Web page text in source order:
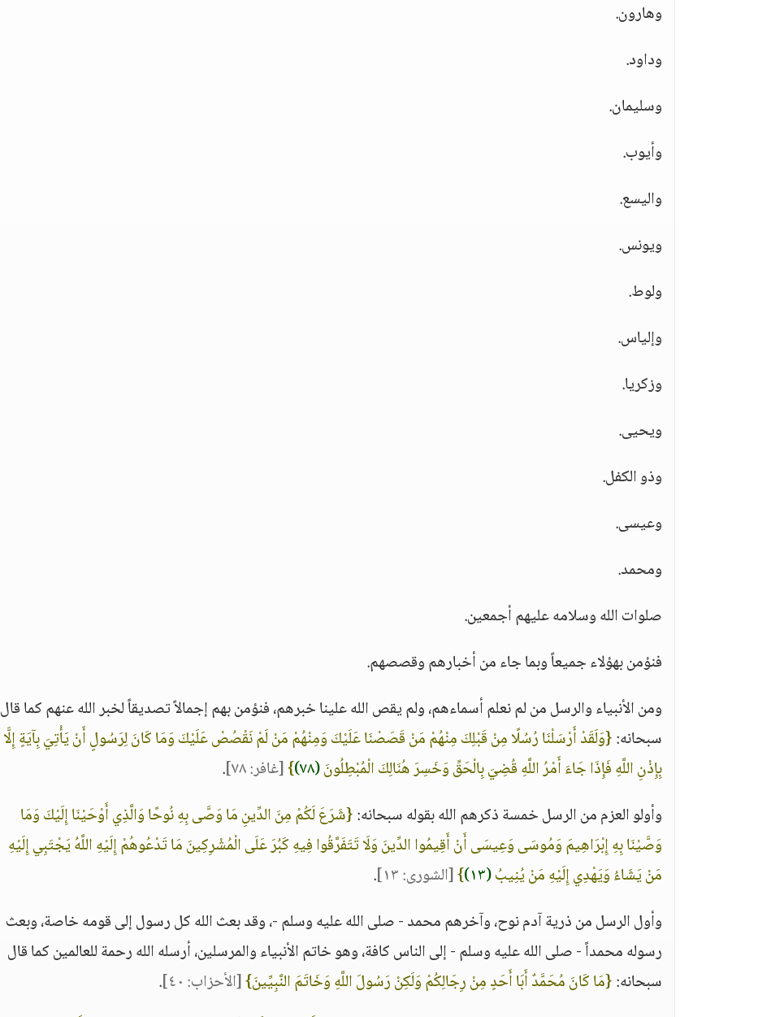
وهارون.
وداود.
وسليمان.
وأيوب.
واليسع.
ويونس.
ولوط.
وإلياس.
وزكريا.
ويحيى.
وذو الكفل.
وعيسى.
ومحمد.
صلوات الله وسلامه عليهم أجمعين.
فنؤمن بهؤلاء جميعاً وبما جاء من أخبارهم وقصصهم.
ومن الأنبياء والرسل من لم نعلم أسماءهم، ولم يقص الله علينا خبرهم، فنؤمن بهم إجمالاً تصديقاً لخبر الله عنهم كما قال
سبحانه:{وَلَقَدْ أَرْسَلْنَا رُسُلًا مِنْ قَبْلِكَ مِنْهُمْ مَنْ قَصَصْنَا عَلَيْكَ وَمِنْهُمْ مَنْ لَمْ نَقْصُصْ عَلَيْكَ وَمَا كَانَ لِرَسُولٍ أَنْ يَأْتِيَ بِآيَةٍ إِلَّا
بِإِذْنِ اللَّهِ فَإِذَا جَاءَ أَمْرُ اللَّهِ قُضِيَ بِالْحَقِّ وَخَسِرَ هُنَالِكَ الْمُبْطِلُونَ(٧٨) }[غافر: ٧٨]
.
وأولو العزم من الرسل خمسة ذكرهم الله بقوله سبحانه:{شَرَعَ لَكُمْ مِنَ الدِّينِ مَا وَصَّى بِهِ نُوحًا وَالَّذِي أَوْحَيْنَا إِلَيْكَ وَمَا
وَصَّيْنَا بِهِ إِبْرَاهِيمَ وَمُوسَى وَعِيسَى أَنْ أَقِيمُوا الدِّينَ وَلَا تَتَفَرَّقُوا فِيهِ كَبُرَ عَلَى الْمُشْرِكِينَ مَا تَدْعُوهُمْ إِلَيْهِ اللَّهُ يَجْتَبِي إِلَيْهِ
مَنْ يَشَاءُ وَيَهْدِي إِلَيْهِ مَنْ يُنِيبُ(١٣) }[الشورى: ١٣]
.
وأول الرسل من ذرية آدم نوح، وآخرهم محمد - صلى الله عليه وسلم -، وقد بعث الله كل رسول إلى قومه خاصة، وبعث
رسوله محمداً - صلى الله عليه وسلم - إلى الناس كافة، وهو خاتم الأنبياء والمرسلين، أرسله الله رحمة للعالمين كما قال
سبحانه:{مَا كَانَ مُحَمَّدٌ أَبَا أَحَدٍ مِنْ رِجَالِكُمْ وَلَكِنْ رَسُولَ اللَّهِ وَخَاتَمَ النَّبِيِّينَ}[الأحزاب: ٤٠]
.